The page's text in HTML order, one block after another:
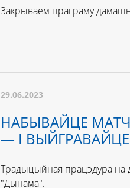
Закрываем праграму
29.06.2023
НАБЫВАЙЦЕ
— І
Традыцыйная працэдура на
"Дынама".